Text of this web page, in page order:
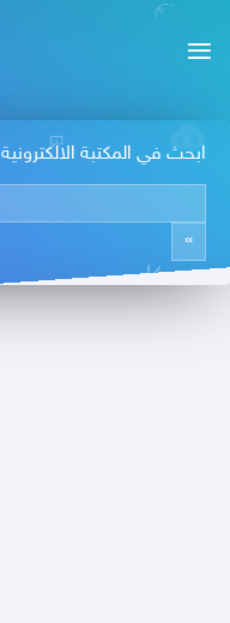
ابحث في المكتبة الالكترونية